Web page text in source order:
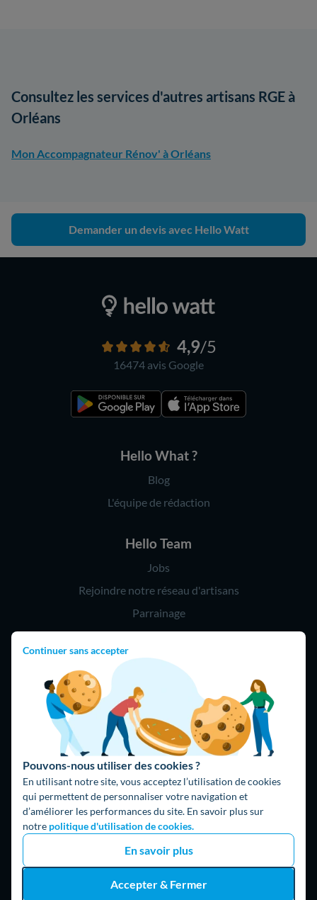
Continuer sans accepter
Pouvons-nous utiliser des cookies ?
En utilisant notre site, vous acceptez l’utilisation de cookies
qui permettent de personnaliser votre navigation et
d’améliorer les performances du site. En savoir plus sur
notre politique d'utilisation de cookies.
En savoir plus
Accepter & Fermer
Consultez les services d'autres artisans RGE à
Orléans
Mon Accompagnateur Rénov' à Orléans
Demander un devis avec Hello Watt
4,9/5
16474 avis Google
Hello What ?
Blog
L'équipe de rédaction
Hello Team
Jobs
Rejoindre notre réseau d'artisans
Parrainage
Hello !
09 75 18 60 60
(8h-21h)
75018 Paris
Fait avec ⚡ par Hello Watt
© 2026 Hello Watt |CGU|Mentions légales